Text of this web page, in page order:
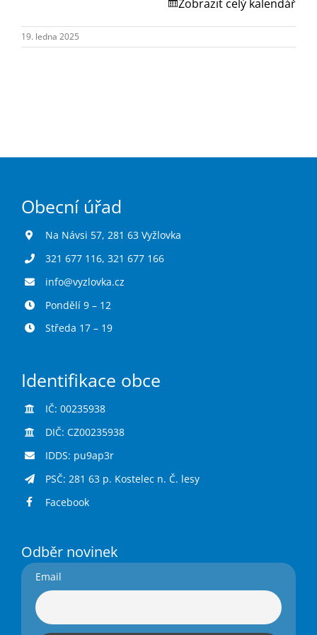
Turistika
Koupaliště
Zobrazit celý kalendář
19. ledna 2025
Obecní úřad
Na Návsi 57, 281 63 Vyžlovka
321 677 116, 321 677 166
info@vyzlovka.cz
Pondělí 9 – 12
Středa 17 – 19
Identifikace obce
IČ: 00235938
DIČ: CZ00235938
IDDS: pu9ap3r
PSČ: 281 63 p. Kostelec n. Č. lesy
Facebook
Odběr novinek
Email